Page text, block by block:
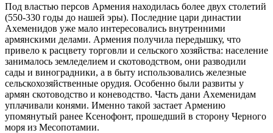
Под властью персов Армения находилась более двух столетий
(550-330 годы до нашей эры). Последние цари династии
Ахеменидов уже мало интересовались внутренними
армянскими делами. Армения получила передышку, что
привело к расцвету торговли и сельского хозяйства: население
занималось земледелием и скотоводством, они разводили
сады и виноградники, а в быту использовались железные
сельскохозяйственные орудия. Особенно были развиты у
армян скотоводство и коневодство. Часть дани Ахеменидам
уплачивали конями. Именно такой застает Армению
упомянутый ранее Ксенофонт, прошедший в сторону Черного
моря из Месопотамии.